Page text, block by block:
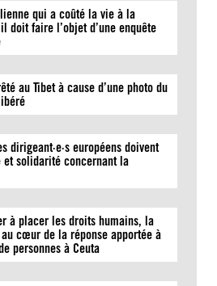
qui a coûté la vie à la
doit faire l’objet d’une enquête
au Tibet à cause d’une photo du
dirigeant·e·s européens doivent
et solidarité concernant la
à placer les droits humains, la
cœur de la réponse apportée à
personnes à Ceuta